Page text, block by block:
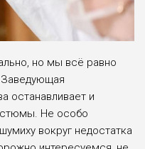
но мы всё равно
Заведующая
останавливает и
Не особо
вокруг недостатка